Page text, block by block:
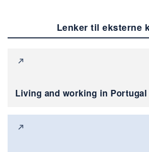
Lenker til eksterne
Living and working in